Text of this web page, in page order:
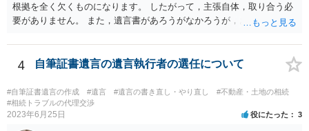
根拠を全く欠くものになります。 したがって，主張自体，取り合う必
要がありません。 また，遺言書があろうがなかろうが，お父上のご兄
ご回答にもありますが， 代理人弁護士をたてて，その弁護士から相手
方に対して， ・相続に関する主張は法的根拠がなく，一切応じないこ
と ・今後一切の連絡をしてこないでほしいこと ・連絡を継続してくる
ようであれば警察への通報や法的措置も辞さないこと などを記載した
書面を発送してもらうことがよろしいように思います。
4 自筆証書遺言の遺言執行者の選任について
#自筆証書遺言の作成 #遺言 #遺言の書き直し・やり直し
#不動産・土地の相続
#相続トラブルの代理交渉
2023年6月25日 役にたった 3